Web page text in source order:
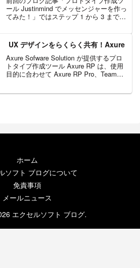
ール Justinmind でメッセンジャーを作っ
てみた！」ではステップ 1 から 3 までを
ムの作成今回のブログ...
UX デザインをらくらく共有！Axure
Axure Sofware Solution が提供するプロ
トタイプ作成ツール Axure RP は、使用
目的に合わせて Axure RP Pro、Team、
ホーム
ソフト ブログについて
免責事項
メールニュース
エクセルソフト ブログ.